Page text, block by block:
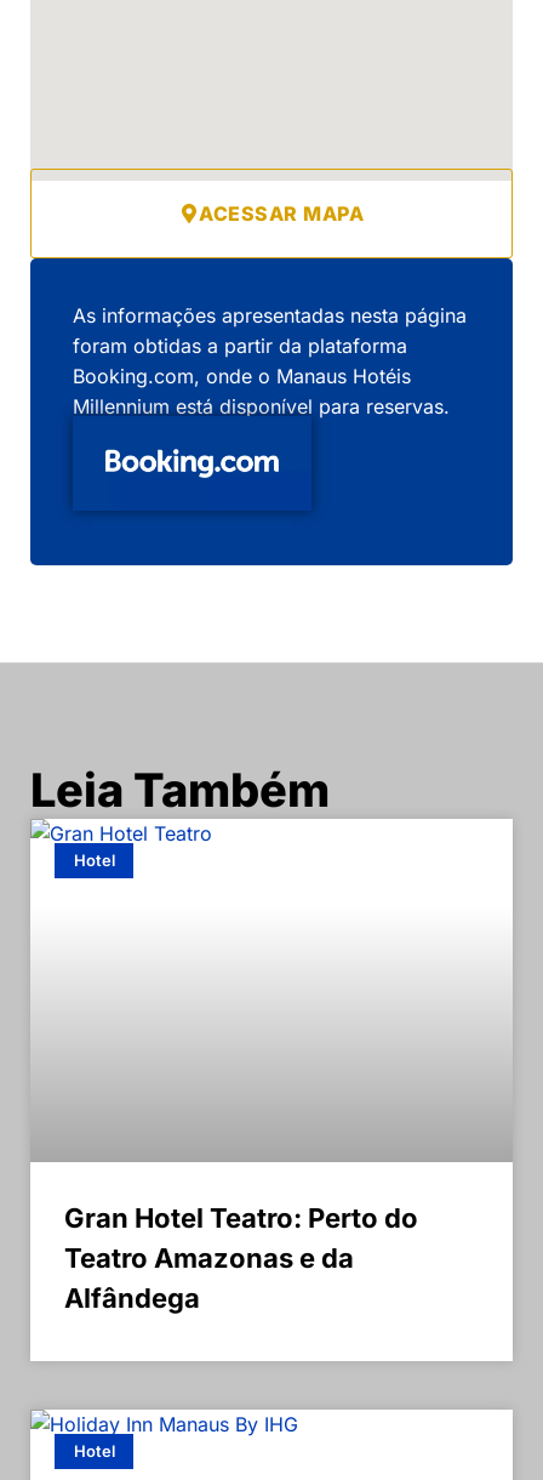
ACESSAR MAPA
As informações apresentadas nesta página
foram obtidas a partir da plataforma
Booking.com, onde o Manaus Hotéis
Millennium está disponível para reservas.
Leia Também
Hotel
Gran Hotel Teatro: Perto do
Teatro Amazonas e da
Alfândega
Hotel